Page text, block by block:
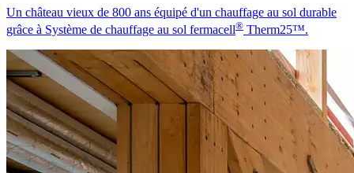
Un château vieux de 800 ans équipé d'un chauffage au sol durable
grâce à Système de chauffage au sol fermacell® Therm25™.